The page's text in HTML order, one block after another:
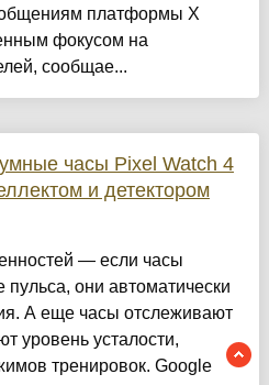
платформы X
фокусом на
сообщае...
часы Pixel Watch 4
и детектором
— если часы
пульса, они автоматически
А еще часы отслеживают
уровень усталости,
тренировок. Google